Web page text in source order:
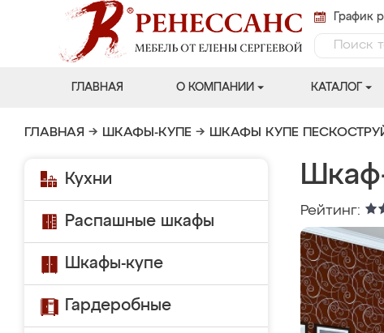
График
ГЛАВНАЯ О КОМПАНИИ КАТАЛОГ
ГЛАВНАЯ → ШКАФЫ-КУПЕ → ШКАФЫ КУПЕ
Кухни
Распашные шкафы
Шкафы-купе
Гардеробные
Рейтинг: